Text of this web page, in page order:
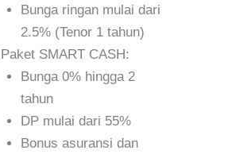
Bunga ringan mulai dari
2.5% (Tenor 1 tahun)
Paket SMART CASH:
Bunga 0% hingga 2
tahun
DP mulai dari 55%
Bonus asuransi dan